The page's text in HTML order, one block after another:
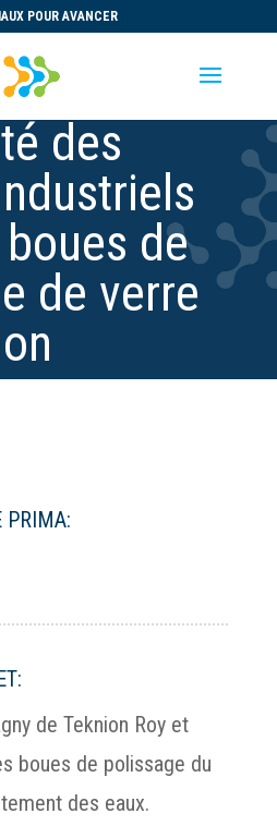
POUR AVANCER
des
de
de verre
PRIMA:
de Teknion Roy et
boues de polissage du
des eaux.